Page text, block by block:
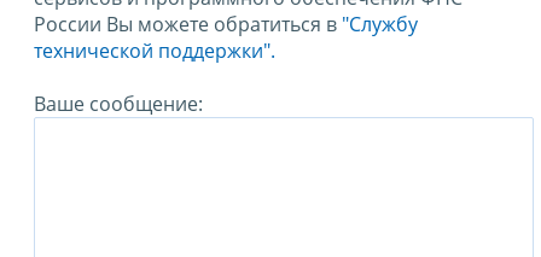
России Вы можете обратиться в "Службу
технической поддержки".
Ваше сообщение: